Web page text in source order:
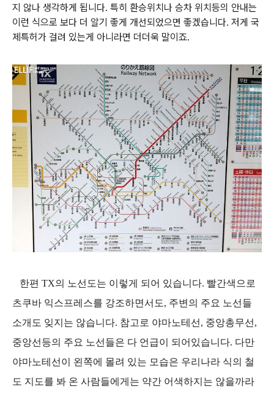
지 않나 생각하게 됩니다. 특히 환승위치나 승차 위치등의 안내는
이런 식으로 보다 더 알기 좋게 개선되었으면 좋겠습니다. 저게 국
제특허가 걸려 있는게 아니라면 더더욱 말이죠.
한편 TX의 노선도는 이렇게 되어 있습니다. 빨간색으로
츠쿠바 익스프레스를 강조하면서도, 주변의 주요 노선들
소개도 잊지는 않습니다. 참고로 야마노테선, 중앙총무선,
중앙선등의 주요 노선들은 다 언급이 되어있습니다. 다만
야마노테선이 왼쪽에 몰려 있는 모습은 우리나라 식의 철
도 지도를 봐 온 사람들에게는 약간 어색하지는 않을까라